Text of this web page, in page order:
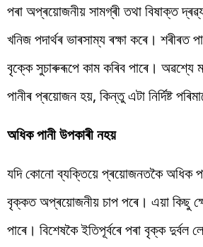
পৰা অপ্ৰয়োজনীয় সামগ্ৰী তথা বিষাক্ত
খনিজ পদাৰ্থৰ ভাৰসাম্য ৰক্ষা কৰে। শৰীৰত
বৃক্কে সুচাৰুৰূপে কাম কৰিব পাৰে। অৱশ্যে
পানীৰ প্ৰয়োজন হয়, কিন্তু এটা নিৰ্দিষ্ট
অধিক পানী উপকাৰী নহয়
যদি কোনো ব্যক্তিয়ে প্ৰয়োজনতকৈ অধিক
বৃক্কত অপ্ৰয়োজনীয় চাপ পৰে। এয়া কিছু
পাৰে। বিশেষকৈ ইতিপূৰ্বৰে পৰা বৃক্ক দুৰ্বল